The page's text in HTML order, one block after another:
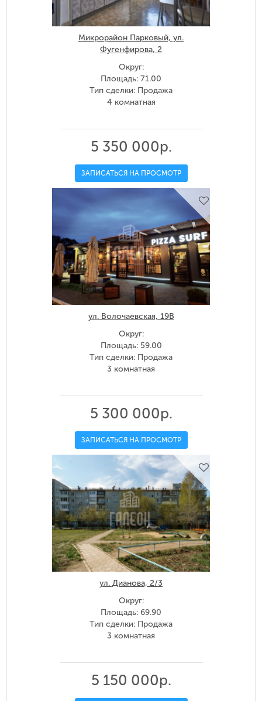
Микрорайон Парковый, ул.
Фугенфирова, 2
Округ:
Площадь: 71.00
Тип сделки: Продажа
4 комнатная
5 350 000р.
ЗАПИСАТЬСЯ НА ПРОСМОТР
ул. Волочаевская, 19В
Округ:
Площадь: 59.00
Тип сделки: Продажа
3 комнатная
5 300 000р.
ЗАПИСАТЬСЯ НА ПРОСМОТР
ул. Дианова, 2/3
Округ:
Площадь: 69.90
Тип сделки: Продажа
3 комнатная
5 150 000р.